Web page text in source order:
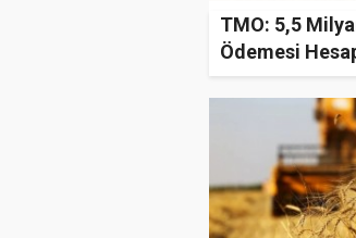
TMO: 5,5
Ödemesi